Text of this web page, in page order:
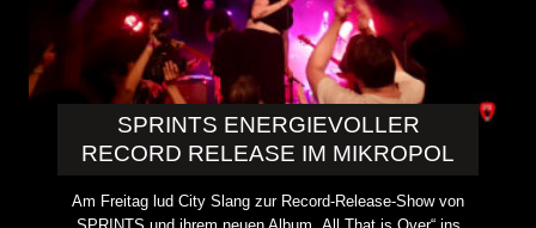
SPRINTS ENERGIEVOLLER
RECORD RELEASE IM MIKROPOL
Am Freitag lud City Slang zur Record-Release-Show von